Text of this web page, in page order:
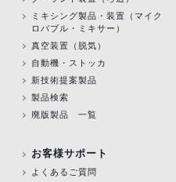
ミキシング製品・装置（マイク
ロバブル・ミキサー）
真空装置（脱気）
自動機・ストッカ
新技術提案製品
製品検索
廃版製品 一覧
お客様サポート
よくあるご質問